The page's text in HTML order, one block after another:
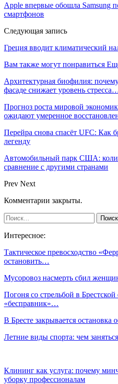
Apple впервые обошла Samsung
смартфонов
Следующая запись
Греция вводит климатический
Вам также могут понравиться
Архитектурная биофилия:
фасаде снижает уровень
Прогноз роста мировой
ожидают умеренное
Перейра снова спасёт UFC: Как
легенду
Автомобильный парк США:
сравнение с другими странами
Prev Next
Комментарии закрыты.
Интересное:
Тактическое превосходство
остановить…
Мусоровоз насмерть сбил
Погоня со стрельбой в
«бесправник»…
В Бресте закрывается
Летние виды спорта: чем
Клининг как услуга: почему
уборку профессионалам